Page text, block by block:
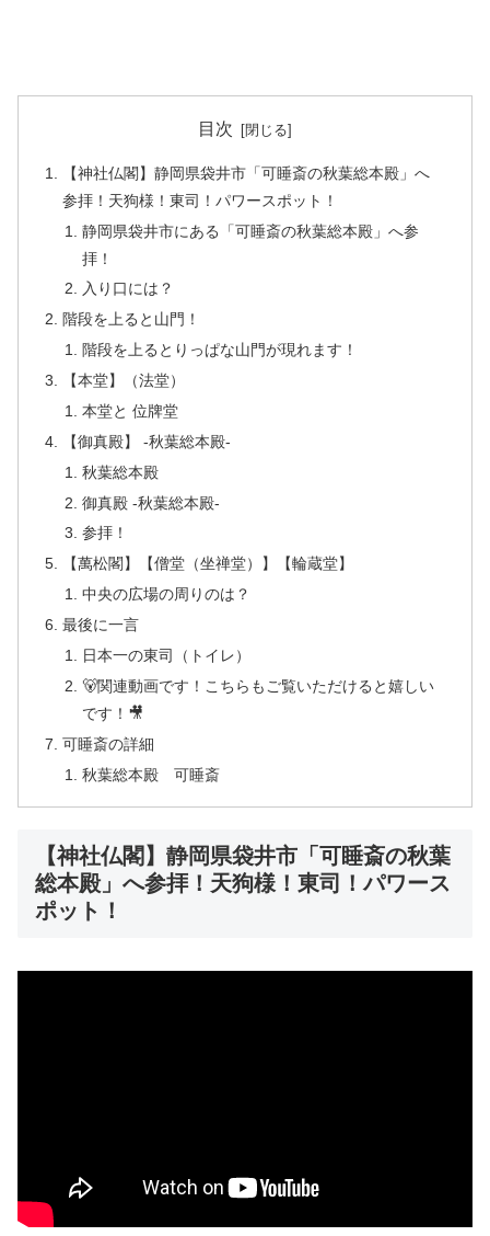
目次
【神社仏閣】静岡県袋井市「可睡斎の秋葉総本殿」へ
参拝！天狗様！東司！パワースポット！
静岡県袋井市にある「可睡斎の秋葉総本殿」へ参
拝！
入り口には？
階段を上ると山門！
階段を上るとりっぱな山門が現れます！
【本堂】（法堂）
本堂と 位牌堂
【御真殿】 -秋葉総本殿-
秋葉総本殿
御真殿 -秋葉総本殿-
参拝！
【萬松閣】【僧堂（坐禅堂）】【輪蔵堂】
中央の広場の周りのは？
最後に一言
日本一の東司（トイレ）
🐻関連動画です！こちらもご覧いただけると嬉しい
です！🎥
可睡斎の詳細
秋葉総本殿 可睡斎
【神社仏閣】静岡県袋井市「可睡斎の秋葉
総本殿」へ参拝！天狗様！東司！パワース
ポット！